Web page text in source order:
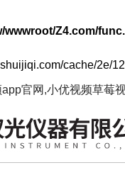
wwwroot/Z4.com/
cache/2e/
官网,小优视频草莓